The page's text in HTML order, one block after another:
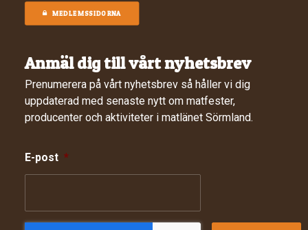
MEDLEMSSIDORNA
Anmäl dig till vårt nyhetsbrev
Prenumerera på vårt nyhetsbrev så håller vi dig
uppdaterad med senaste nytt om matfester,
producenter och aktiviteter i matlänet Sörmland.
E-post *